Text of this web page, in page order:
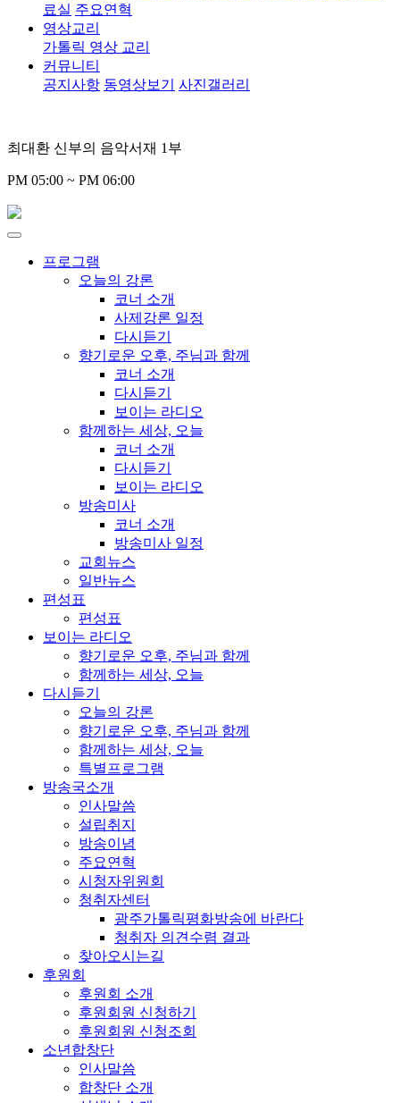
료실 주요연혁
영상교리
가톨릭 영상 교리
커뮤니티
공지사항 동영상보기 사진갤러리
최대환 신부의 음악서재 1부
PM 05:00 ~ PM 06:00
프로그램
오늘의 강론
코너 소개
사제강론 일정
다시듣기
향기로운 오후, 주님과 함께
코너 소개
다시듣기
보이는 라디오
함께하는 세상, 오늘
코너 소개
다시듣기
보이는 라디오
방송미사
코너 소개
방송미사 일정
교회뉴스
일반뉴스
편성표
편성표
보이는 라디오
향기로운 오후, 주님과 함께
함께하는 세상, 오늘
다시듣기
오늘의 강론
향기로운 오후, 주님과 함께
함께하는 세상, 오늘
특별프로그램
방송국소개
인사말씀
설립취지
방송이념
주요연혁
시청자위원회
청취자센터
광주가톨릭평화방송에 바란다
청취자 의견수렴 결과
찾아오시는길
후원회
후원회 소개
후원회원 신청하기
후원회원 신청조회
소년합창단
인사말씀
합창단 소개